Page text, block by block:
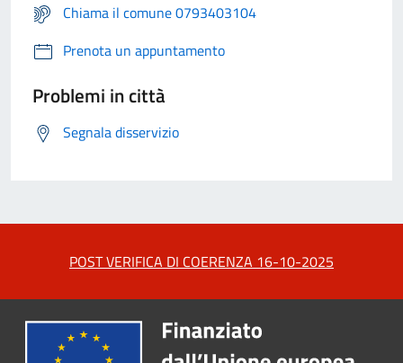
Chiama il comune 0793403104
Prenota un appuntamento
Problemi in città
Segnala disservizio
POST VERIFICA DI COERENZA 16-10-2025